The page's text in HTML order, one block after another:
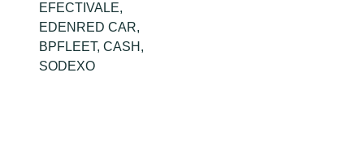
EFECTIVALE,
EDENRED CAR,
BPFLEET, CASH,
SODEXO